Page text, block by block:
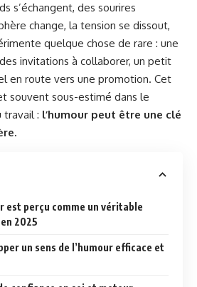
s’échangent, des sourires
change, la tension se dissout,
quelque chose de rare : une
invitations à collaborer, un petit
en route vers une promotion. Cet
souvent sous-estimé dans le
travail : l’humour peut être une clé
est perçu comme un véritable
2025
un sens de l’humour efficace et